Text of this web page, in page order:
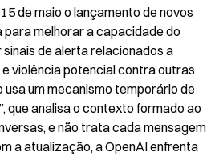
de maio o lançamento de novos
melhorar a capacidade do
de alerta relacionados a
violência potencial contra outras
usa um mecanismo temporário de
que analisa o contexto formado ao
e não trata cada mensagem
a atualização, a OpenAI enfrenta